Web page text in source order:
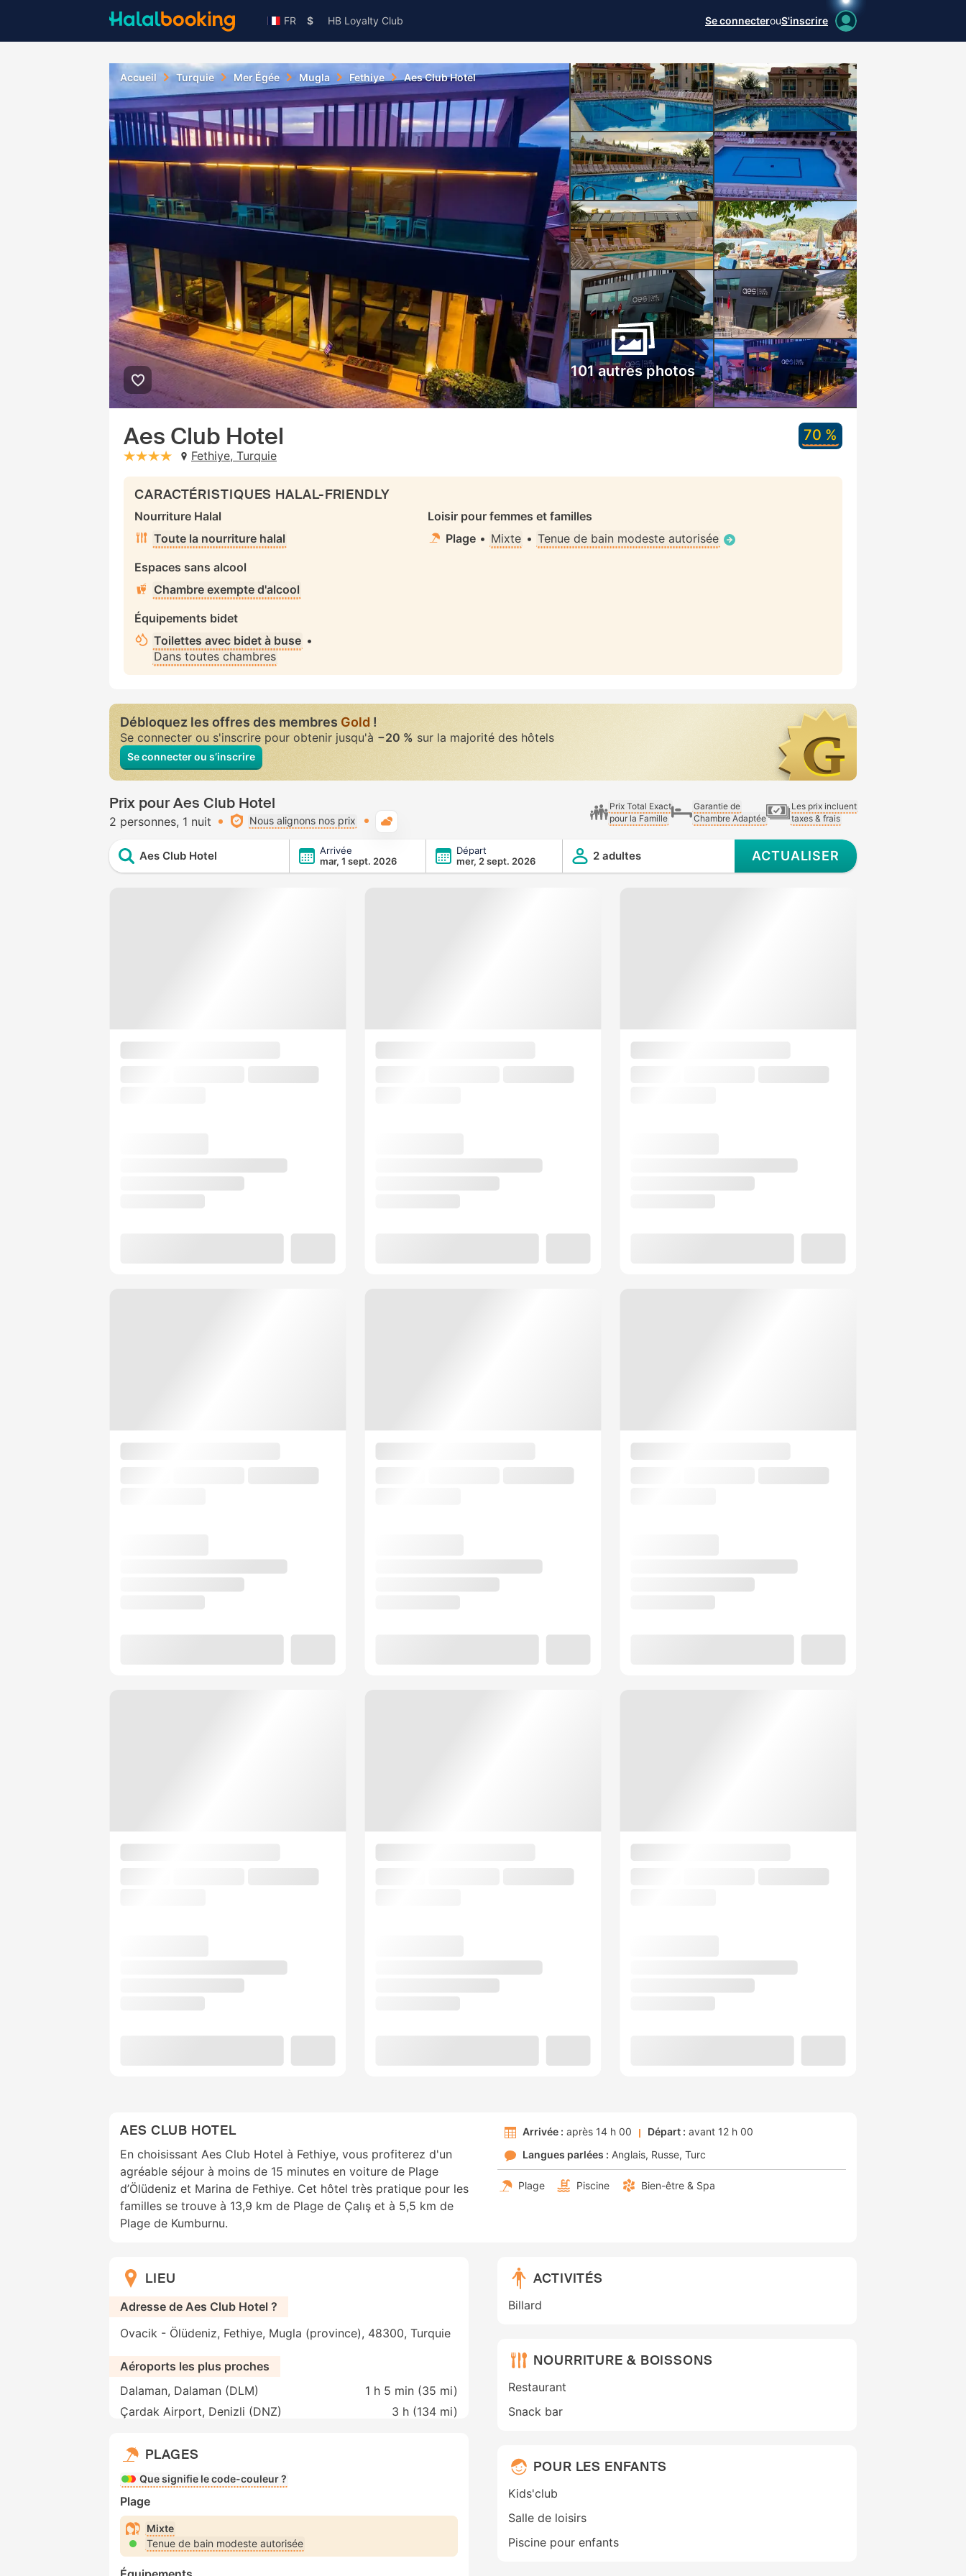
FR $ HB Loyalty Club Se connecterouS'inscrire
Accueil Turquie Mer Égée Mugla Fethiye Aes Club Hotel
101 autres photos
Aes Club Hotel
stars: 4Fethiye, Turquie
70 %
CARACTÉRISTIQUES HALAL-FRIENDLY
Nourriture Halal
Toute la nourriture halal
Espaces sans alcool
Chambre exempte d'alcool
Équipements bidet
Toilettes avec bidet à buse •
Dans toutes chambres
Loisir pour femmes et familles
Plage • Mixte • Tenue de bain modeste autorisée
Débloquez les offres des membresGold!
Se connecter ou s'inscrire pour obtenir jusqu'à −20 % sur la majorité des hôtels
Se connecter ou s’inscrire
Prix pour Aes Club Hotel
2 personnes 1 nuit Nous alignons nos prix
Prix Total Exact
pour la Famille
Garantie de
Chambre Adaptée
Les prix incluent
taxes & frais
Aes Club Hotel
Arrivée
mar, 1 sept. 2026
Départ
mer, 2 sept. 2026
2 adultes ACTUALISER
AES CLUB HOTEL
En choisissant Aes Club Hotel à Fethiye, vous profiterez d'un
agréable séjour à moins de 15 minutes en voiture de Plage
d’Ölüdeniz et Marina de Fethiye. Cet hôtel très pratique pour les
familles se trouve à 13,9 km de Plage de Çalış et à 5,5 km de
Plage de Kumburnu.
Arrivée : après 14 h 00 Départ : avant 12 h 00
Langues parlées : Anglais Russe Turc
Plage Piscine Bien-être & Spa
LIEU
Adresse de Aes Club Hotel ?
Ovacik - Ölüdeniz, Fethiye, Mugla (province), 48300, Turquie
Aéroports les plus proches
Dalaman, Dalaman (DLM)
1 h 5 min (35 mi)
Çardak Airport, Denizli (DNZ)
3 h (134 mi)
PLAGES
Que signifie le code-couleur ?
Plage
Mixte
Tenue de bain modeste autorisée
ACTIVITÉS
Billard
NOURRITURE & BOISSONS
Restaurant
Snack bar
POUR LES ENFANTS
Kids'club
Salle de loisirs
Piscine pour enfants